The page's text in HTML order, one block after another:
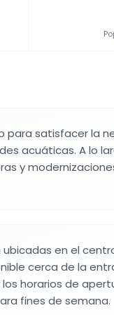
para satisfacer la
acuáticas. A lo
y
en el
cerca de la
horarios de
fines de semana.